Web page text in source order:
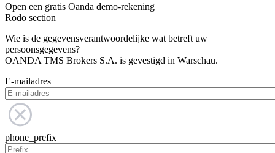
Open een gratis Oanda demo-rekening
Rodo section
Wie is de gegevensverantwoordelijke wat betreft uw
persoonsgegevens?
OANDA TMS Brokers S.A. is gevestigd in Warschau.
E-mailadres
phone_prefix